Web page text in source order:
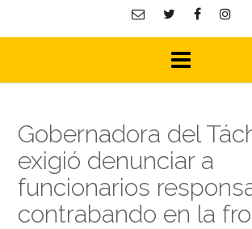
Gobernadora del
exigió denunciar a
funcionarios
contrabando en la